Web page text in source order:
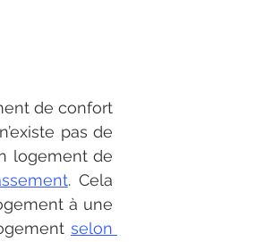
de confort
pas de
logement de
. Cela
à une
selon